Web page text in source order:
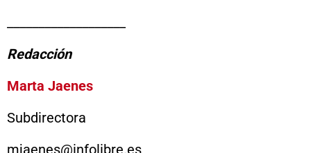
Redacción
Marta Jaenes
Subdirectora